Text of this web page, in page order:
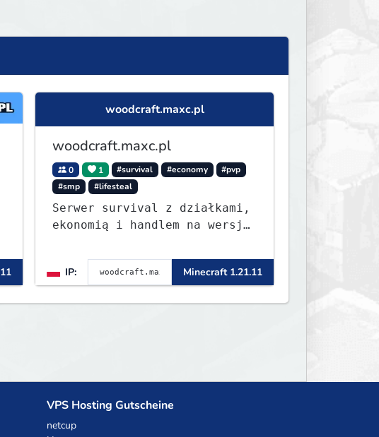
woodcraft.maxc.pl
woodcraft.maxc.pl
0 1 #survival #economy
#pvp
#smp
#lifesteal
Serwer survival z działkami,
ekonomią i handlem na wersję
IP: Minecraft 1.21.11
VPS Hosting Gutscheine
netcup